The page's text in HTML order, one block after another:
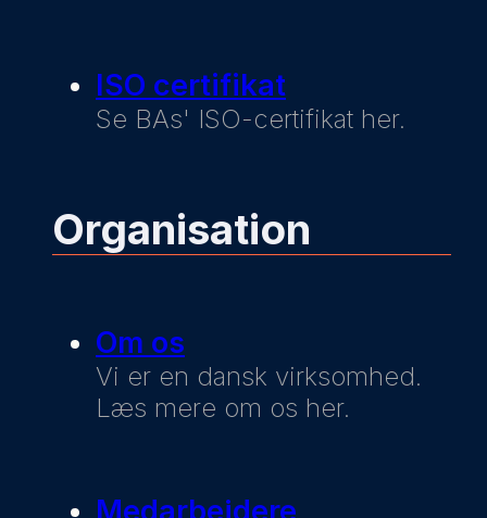
ISO certifikat
Se BAs' ISO-certifikat her.
Organisation
Om os
Vi er en dansk virksomhed.
Læs mere om os her.